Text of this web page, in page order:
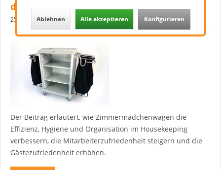
das Housekeeping-Personal
25.09.24 18:00 0 Kommentare
Der Beitrag erläutert, wie Zimmermädchenwagen die
Effizienz, Hygiene und Organisation im Housekeeping
verbessern, die Mitarbeiterzufriedenheit steigern und die
Gästezufriedenheit erhöhen.
Ablehnen Alle akzeptieren Konfigurieren